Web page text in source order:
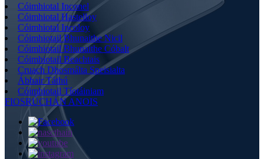
Cóimhiotal Inconel
Cóimhiotal Hastelloy
Cóimhiotal Incoloy
Cóimhiotail Bhunaithe Nicil
Cóimhiotail Bhunaithe Cóbalt
Cóimhiotail Beachtais
Cruach Dhosmálta Speisialta
Ábhair Táthú
Cóimhiotail Tíotáiniam
FIOSRÚCHÁN ANOIS